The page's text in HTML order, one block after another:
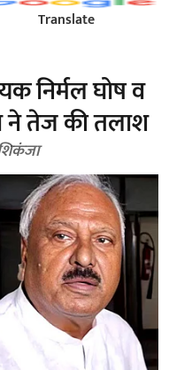
Translate
निर्मल घोष व
ने तेज की तलाश